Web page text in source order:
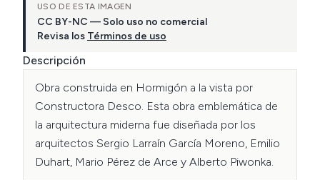
USO DE ESTA IMAGEN
CC BY-NC — Solo uso no comercial
Revisa los Términos de uso
Descripción
Obra construida en Hormigón a la vista por
Constructora Desco. Esta obra emblemática de
la arquitectura miderna fue diseñada por los
arquitectos Sergio Larraín García Moreno, Emilio
Duhart, Mario Pérez de Arce y Alberto Piwonka.